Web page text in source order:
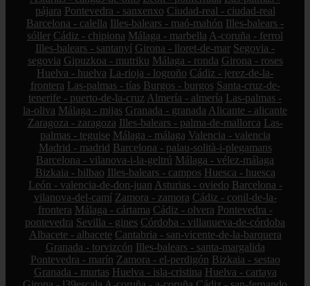
pájara Pontevedra - sanxenxo Ciudad-real - ciudad-real
Barcelona - calella Illes-balears - maó-mahón Illes-balears -
sóller Cádiz - chipiona Málaga - marbella A-coruña - ferrol
Illes-balears - santanyí Girona - lloret-de-mar Segovia -
segovia Gipuzkoa - mutriku Málaga - ronda Girona - roses
Huelva - huelva La-rioja - logroño Cádiz - jerez-de-la-
frontera Las-palmas - tías Burgos - burgos Santa-cruz-de-
tenerife - puerto-de-la-cruz Almería - almería Las-palmas -
la-oliva Málaga - mijas Granada - granada Alicante - alicante
Zaragoza - zaragoza Illes-balears - palma-de-mallorca Las-
palmas - teguise Málaga - málaga Valencia - valencia
Madrid - madrid Barcelona - palau-solità-i-plegamans
Barcelona - vilanova-i-la-geltrú Málaga - vélez-málaga
Bizkaia - bilbao Illes-balears - campos Huesca - huesca
León - valencia-de-don-juan Asturias - oviedo Barcelona -
vilanova-del-camí Zamora - zamora Cádiz - conil-de-la-
frontera Málaga - cártama Cádiz - olvera Pontevedra -
pontevedra Sevilla - gines Córdoba - villanueva-de-córdoba
Albacete - albacete Cantabria - san-vicente-de-la-barquera
Granada - torvizcón Illes-balears - santa-margalida
Pontevedra - marín Zamora - el-perdigón Bizkaia - sestao
Granada - murtas Huelva - isla-cristina Huelva - cartaya